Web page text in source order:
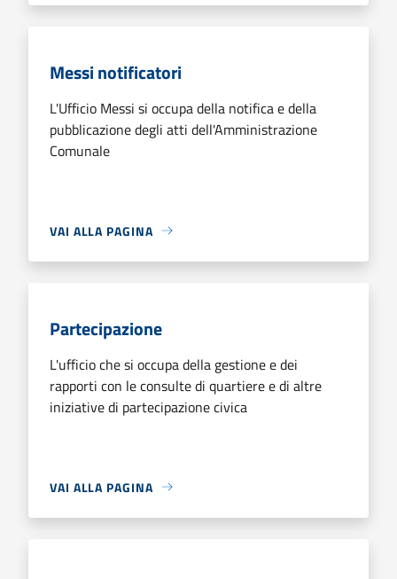
Messi notificatori
L'Ufficio Messi si occupa della notifica e della
pubblicazione degli atti dell'Amministrazione
Comunale
VAI ALLA PAGINA
Partecipazione
L'ufficio che si occupa della gestione e dei
rapporti con le consulte di quartiere e di altre
iniziative di partecipazione civica
VAI ALLA PAGINA